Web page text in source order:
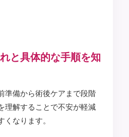
と具体的な手順を知
準備から術後ケアまで段階
理解することで不安が軽減
くなります。